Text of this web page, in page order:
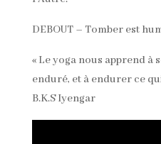
DEBOUT – Tomber est
« Le yoga nous apprend à
enduré, et à endurer ce
B.K.S Iyengar